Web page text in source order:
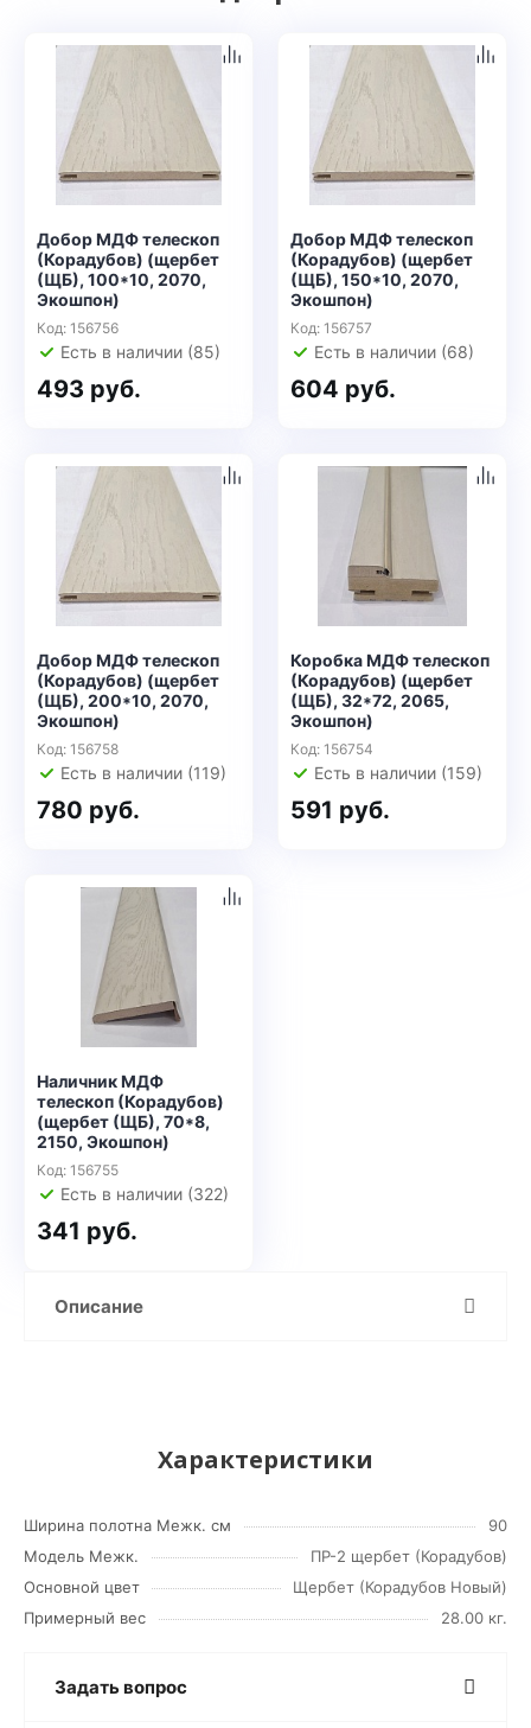
Добор МДФ телескоп
(Корадубов) (щербет
(ЩБ), 100*10, 2070,
Экошпон)
Код: 156756
Есть в наличии (85)
493 руб.
Добор МДФ телескоп
(Корадубов) (щербет
(ЩБ), 150*10, 2070,
Экошпон)
Код: 156757
Есть в наличии (68)
604 руб.
Добор МДФ телескоп
(Корадубов) (щербет
(ЩБ), 200*10, 2070,
Экошпон)
Код: 156758
Есть в наличии (119)
780 руб.
Коробка МДФ телескоп
(Корадубов) (щербет
(ЩБ), 32*72, 2065,
Экошпон)
Код: 156754
Есть в наличии (159)
591 руб.
Наличник МДФ
телескоп (Корадубов)
(щербет (ЩБ), 70*8,
2150, Экошпон)
Код: 156755
Есть в наличии (322)
341 руб.
Описание
Характеристики
Ширина полотна Межк. см
90
Модель Межк.
ПР-2 щербет (Корадубов)
Основной цвет
Щербет (Корадубов Новый)
Примерный вес
28.00 кг.
Задать вопрос